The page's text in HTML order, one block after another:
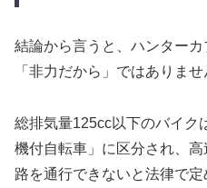
結論から言うと、ハンター
「非力だから」ではありませ
総排気量125cc以下のバイク
機付自転車」に区分され、
路を通行できないと法律で定